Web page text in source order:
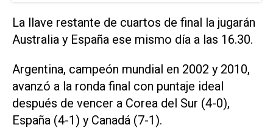
La llave restante de cuartos de final la jugarán
Australia y España ese mismo día a las 16.30.
Argentina, campeón mundial en 2002 y 2010,
avanzó a la ronda final con puntaje ideal
después de vencer a Corea del Sur (4-0),
España (4-1) y Canadá (7-1).